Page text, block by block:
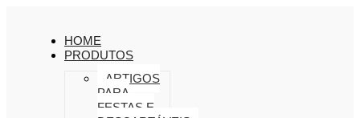
HOME
PRODUTOS
ARTIGOS
PARA
FESTAS E